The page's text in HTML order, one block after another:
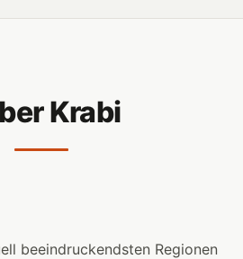
Krabi
beeindruckendsten Regionen